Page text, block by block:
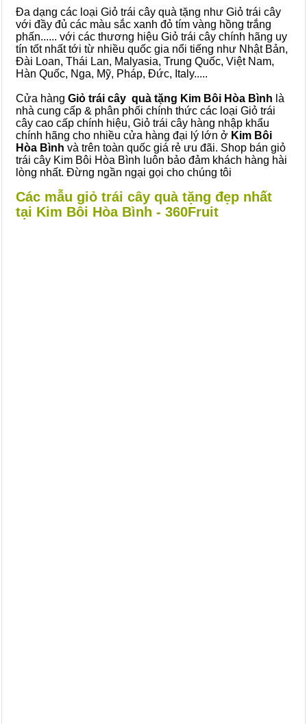
Đa dạng các loại Giỏ trái cây quà tặng như Giỏ trái cây
với đầy đủ các màu sắc xanh đỏ tím vàng hồng trắng
phấn...... với các thương hiệu Giỏ trái cây chính hãng uy
tín tốt nhất tới từ nhiều quốc gia nổi tiếng như Nhật Bản,
Đài Loan, Thái Lan, Malyasia, Trung Quốc, Việt Nam,
Hàn Quốc, Nga, Mỹ, Pháp, Đức, Italy.....
Cửa hàng Giỏ trái cây quà tặng Kim Bôi Hòa Bình là
nhà cung cấp & phân phối chính thức các loại Giỏ trái
cây cao cấp chính hiệu, Giỏ trái cây hàng nhập khẩu
chính hãng cho nhiều cửa hàng đại lý lớn ở Kim Bôi
Hòa Bình và trên toàn quốc giá rẻ ưu đãi. Shop bán giỏ
trái cây Kim Bôi Hòa Bình luôn bảo đảm khách hàng hài
lòng nhất. Đừng ngần ngại gọi cho chúng tôi
Các mẫu giỏ trái cây quà tặng đẹp nhất
tại Kim Bôi Hòa Bình - 360Fruit